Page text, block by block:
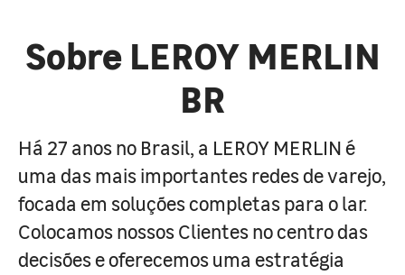
Sobre LEROY MERLIN
BR
Há 27 anos no Brasil, a LEROY MERLIN é
uma das mais importantes redes de varejo,
focada em soluções completas para o lar.
Colocamos nossos Clientes no centro das
decisões e oferecemos uma estratégia